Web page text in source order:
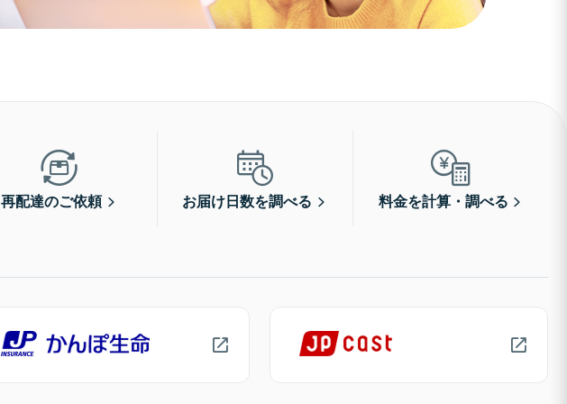
再配達のご依頼 お届け日数を調べる 料金を計算・調べる